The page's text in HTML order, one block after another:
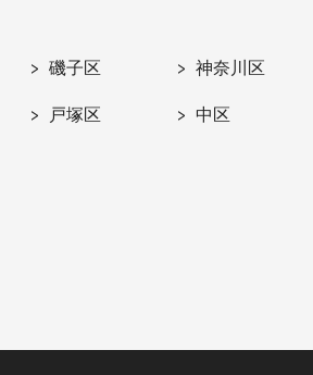
磯子区 神奈川区
戸塚区 中区